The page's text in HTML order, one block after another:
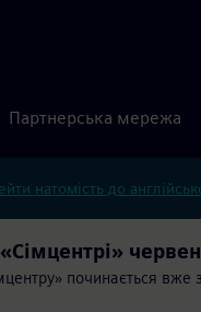
Партнерська мережа
натомість до
починається